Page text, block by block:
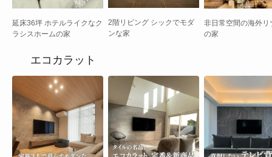
延床36坪 ホテルライクなク
ラシスホームの家
2階リビング シックでモダ
ンな家
非日常空間の海外リ
の家
エコカラット